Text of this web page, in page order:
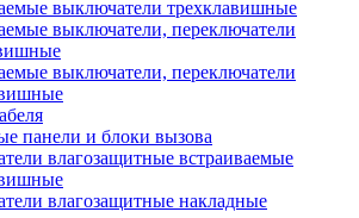
выключатели трехклавишные
выключатели, переключатели
выключатели, переключатели
панели и блоки вызова
влагозащитные встраиваемые
влагозащитные накладные